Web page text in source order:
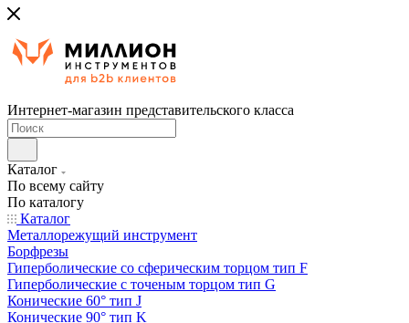
Интернет-магазин представительского класса
Каталог
По всему сайту
По каталогу
Каталог
Металлорежущий инструмент
Борфрезы
Гиперболические cо сферическим торцом тип F
Гиперболические с точеным торцом тип G
Конические 60° тип J
Конические 90° тип K